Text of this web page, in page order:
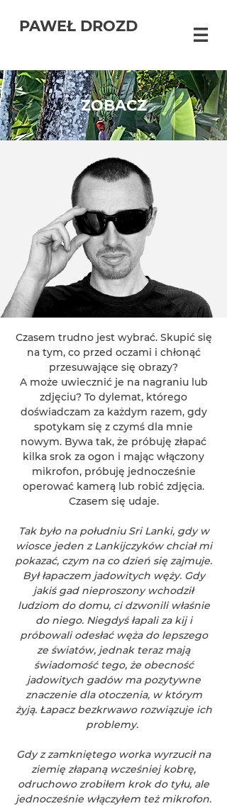
PAWEŁ DROZD
ZOBACZ
Czasem trudno jest wybrać. Skupić się
na tym, co przed oczami i chłonąć
przesuwające się obrazy?
A może uwiecznić je na nagraniu lub
zdjęciu? To dylemat, którego
doświadczam za każdym razem, gdy
spotykam się z czymś dla mnie
nowym. Bywa tak, że próbuję złapać
kilka srok za ogon i mając włączony
mikrofon, próbuję jednocześnie
operować kamerą lub robić zdjęcia.
Czasem się udaje.
Tak było na południu Sri Lanki, gdy w
wiosce jeden z Lankijczyków chciał mi
pokazać, czym na co dzień się zajmuje.
Był łapaczem jadowitych węży. Gdy
jakiś gad nieproszony wchodził
ludziom do domu, ci dzwonili właśnie
do niego. Niegdyś łapali za kij i
próbowali odesłać węża do lepszego
ze światów, jednak teraz mają
świadomość tego, że obecność
jadowitych gadów ma pozytywne
znaczenie dla otoczenia, w którym
żyją. Łapacz bezkrwawo rozwiązuje ich
problemy.
Gdy z zamkniętego worka wyrzucił na
ziemię złapaną wcześniej kobrę,
odruchowo zrobiłem krok do tyłu, ale
jednocześnie włączyłem też mikrofon.